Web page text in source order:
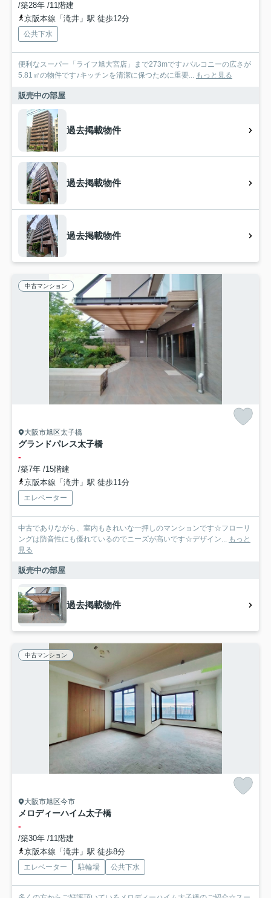
/築28年 /11階建
京阪本線「滝井」駅 徒歩12分
公共下水
便利なスーパー「ライフ旭大宮店」まで273mです♪バルコニーの広さが
5.81㎡の物件です♪キッチンを清潔に保つために重要... もっと見る
販売中の部屋
過去掲載物件
過去掲載物件
過去掲載物件
中古マンション
大阪市旭区太子橋
グランドパレス太子橋
-
/築7年 /15階建
京阪本線「滝井」駅 徒歩11分
エレベーター
中古でありながら、室内もきれいな一押しのマンションです☆フローリ
ングは防音性にも優れているのでニーズが高いです☆デザイン... もっと
見る
販売中の部屋
過去掲載物件
中古マンション
大阪市旭区今市
メロディーハイム太子橋
-
/築30年 /11階建
京阪本線「滝井」駅 徒歩8分
エレベーター 駐輪場 公共下水